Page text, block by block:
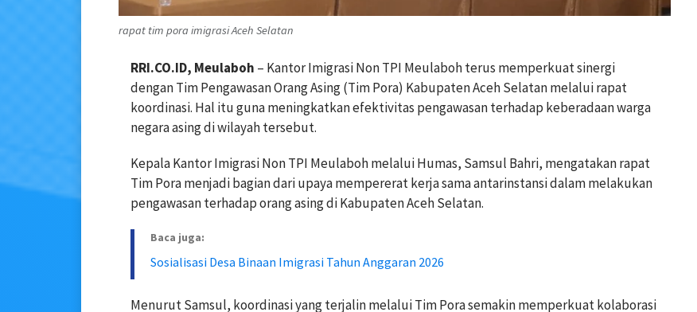
rapat tim pora imigrasi Aceh Selatan
RRI.CO.ID, Meulaboh – Kantor Imigrasi Non TPI Meulaboh terus memperkuat sinergi
dengan Tim Pengawasan Orang Asing (Tim Pora) Kabupaten Aceh Selatan melalui rapat
koordinasi. Hal itu guna meningkatkan efektivitas pengawasan terhadap keberadaan warga
negara asing di wilayah tersebut.
Kepala Kantor Imigrasi Non TPI Meulaboh melalui Humas, Samsul Bahri, mengatakan rapat
Tim Pora menjadi bagian dari upaya mempererat kerja sama antarinstansi dalam melakukan
pengawasan terhadap orang asing di Kabupaten Aceh Selatan.
Baca juga:
Sosialisasi Desa Binaan Imigrasi Tahun Anggaran 2026
Menurut Samsul, koordinasi yang terjalin melalui Tim Pora semakin memperkuat kolaborasi